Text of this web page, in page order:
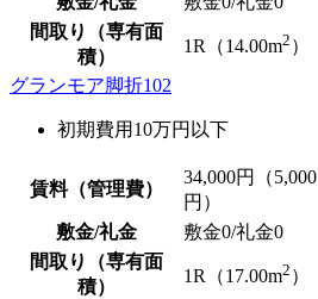
間取り（専有面
積）
1R（14.00m2 ）
グランモア脚折102
初期費用10万円以下
賃料（管理費）
34,000円（5,000
円）
敷金/礼金 敷金0/礼金0
間取り（専有面
積）
1R（17.00m2 ）